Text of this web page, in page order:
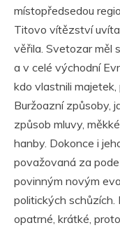
místopředsedou
Titovo vítězství
věřila. Svetozar měl
a v celé východní
kdo vlastnili
Buržoazní způsoby,
způsob mluvy,
hanby. Dokonce i
považovaná za
povinným novým
politických
opatrné, krátké,